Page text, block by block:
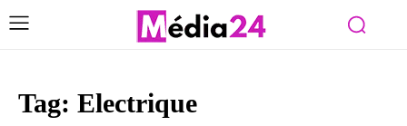
Tag: Electrique